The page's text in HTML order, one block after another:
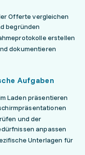
Offerte vergleichen
begründen
erstellen
dokumentieren
Aufgaben
Laden präsentieren
und der
anpassen
Unterlagen für